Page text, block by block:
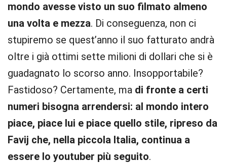
mondo avesse visto un suo filmato almeno
una volta e mezza. Di conseguenza, non ci
stupiremo se quest’anno il suo fatturato andrà
oltre i già ottimi sette milioni di dollari che si è
guadagnato lo scorso anno. Insopportabile?
Fastidoso? Certamente, ma di fronte a certi
numeri bisogna arrendersi: al mondo intero
piace, piace lui e piace quello stile, ripreso da
Favij che, nella piccola Italia, continua a
essere lo youtuber più seguito.